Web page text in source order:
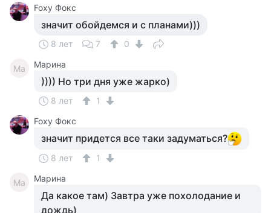
Foxy Фокс
значит обойдемся и с планами)))
8 лет 7 0
Ма Марина
)))) Но три дня уже жарко)
8 лет
1
Foxy Фокс
значит придется все таки задуматься?
8 лет 1
Ма Марина
Да какое там) Завтра уже похолодание и
дождь)